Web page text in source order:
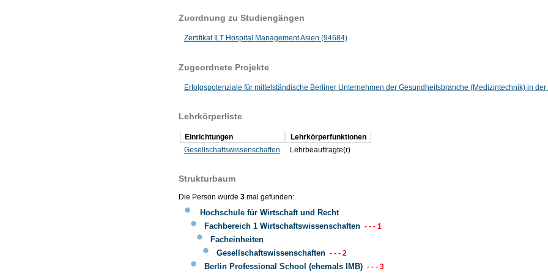
Zuordnung zu Studiengängen
Zertifikat ILT Hospital Management Asien (94684)
Zugeordnete Projekte
Erfolgspotenziale für mittelständische Berliner Unternehmen der Gesundheitsbranche (Medizintechnik) in
Lehrkörperliste
Einrichtungen
Lehrkörperfunktionen
Gesellschaftswissenschaften
Lehrbeauftragte(r)
Strukturbaum
Die Person wurde 3mal gefunden:
Hochschule für Wirtschaft und Recht
Fachbereich 1 Wirtschaftswissenschaften - - - 1
Facheinheiten
Gesellschaftswissenschaften - - - 2
Berlin Professional School (ehemals IMB) - - - 3